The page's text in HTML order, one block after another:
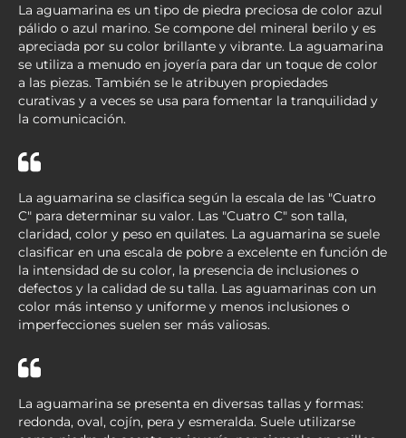
La aguamarina es un tipo de piedra preciosa de color azul
pálido o azul marino. Se compone del mineral berilo y es
apreciada por su color brillante y vibrante. La aguamarina
se utiliza a menudo en joyería para dar un toque de color
a las piezas. También se le atribuyen propiedades
curativas y a veces se usa para fomentar la tranquilidad y
la comunicación.
La aguamarina se clasifica según la escala de las "Cuatro
C" para determinar su valor. Las "Cuatro C" son talla,
claridad, color y peso en quilates. La aguamarina se suele
clasificar en una escala de pobre a excelente en función de
la intensidad de su color, la presencia de inclusiones o
defectos y la calidad de su talla. Las aguamarinas con un
color más intenso y uniforme y menos inclusiones o
imperfecciones suelen ser más valiosas.
La aguamarina se presenta en diversas tallas y formas:
redonda, oval, cojín, pera y esmeralda. Suele utilizarse